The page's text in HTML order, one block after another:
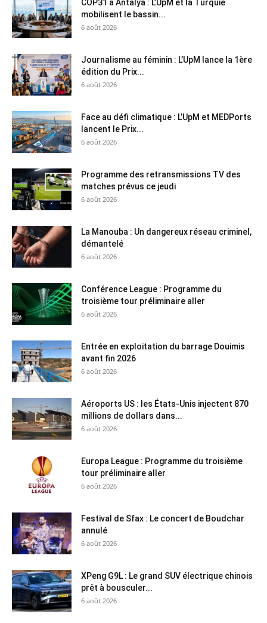
COP31 à Antalya : L’UpM et la Turquie
mobilisent le bassin...
6 août 2026
Journalisme au féminin : L’UpM lance la 1ère
édition du Prix...
6 août 2026
Face au défi climatique : L’UpM et MEDPorts
lancent le Prix...
6 août 2026
Programme des retransmissions TV des
matches prévus ce jeudi
6 août 2026
La Manouba : Un dangereux réseau criminel,
démantelé
6 août 2026
Conférence League : Programme du
troisième tour préliminaire aller
6 août 2026
Entrée en exploitation du barrage Douimis
avant fin 2026
6 août 2026
Aéroports US : les États-Unis injectent 870
millions de dollars dans...
6 août 2026
Europa League : Programme du troisième
tour préliminaire aller
6 août 2026
Festival de Sfax : Le concert de Boudchar
annulé
6 août 2026
XPeng G9L : Le grand SUV électrique chinois
prêt à bousculer...
6 août 2026